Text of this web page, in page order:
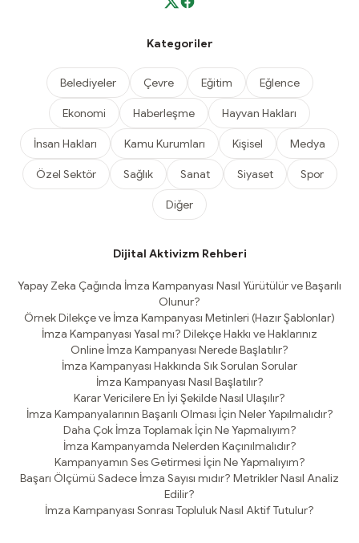
Kategoriler
Belediyeler Çevre Eğitim Eğlence
Ekonomi Haberleşme Hayvan Hakları
İnsan Hakları Kamu Kurumları Kişisel Medya
Özel Sektör Sağlık Sanat Siyaset Spor
Diğer
Dijital Aktivizm Rehberi
Yapay Zeka Çağında İmza Kampanyası Nasıl Yürütülür ve Başarılı
Olunur?
Örnek Dilekçe ve İmza Kampanyası Metinleri (Hazır Şablonlar)
İmza Kampanyası Yasal mı? Dilekçe Hakkı ve Haklarınız
Online İmza Kampanyası Nerede Başlatılır?
İmza Kampanyası Hakkında Sık Sorulan Sorular
İmza Kampanyası Nasıl Başlatılır?
Karar Vericilere En İyi Şekilde Nasıl Ulaşılır?
İmza Kampanyalarının Başarılı Olması İçin Neler Yapılmalıdır?
Daha Çok İmza Toplamak İçin Ne Yapmalıyım?
İmza Kampanyamda Nelerden Kaçınılmalıdır?
Kampanyamın Ses Getirmesi İçin Ne Yapmalıyım?
Başarı Ölçümü Sadece İmza Sayısı mıdır? Metrikler Nasıl Analiz
Edilir?
İmza Kampanyası Sonrası Topluluk Nasıl Aktif Tutulur?